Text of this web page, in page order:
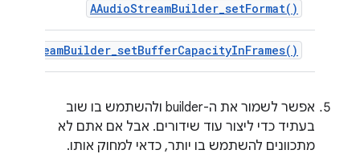
AAudioStreamBuilder_setFormat()
אפשר לשמור את ה-builder ולהשתמש בו שוב
בעתיד כדי ליצור עוד שידורים. אבל אם אתם לא
מתכוונים להשתמש בו יותר, כדאי למחוק אותו.